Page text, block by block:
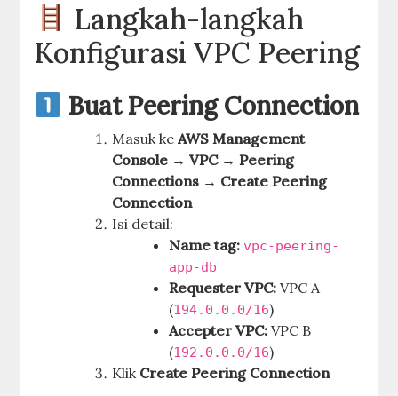
Langkah-langkah
Konfigurasi VPC Peering
Buat Peering Connection
Masuk keAWS Management
Console → VPC → Peering
Connections → Create Peering
Connection
Isi detail:
Name tag: vpc-peering-
app-db
Requester VPC: VPC A
(194.0.0.0/16)
Accepter VPC: VPC B
(192.0.0.0/16)
Klik Create Peering Connection